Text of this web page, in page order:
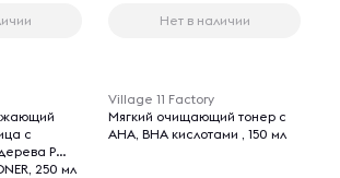
Нет в наличии
с
P
250 мл
Village 11 Factory
Мягкий очищающий тонер с
AHA, BHA кислотами , 150 мл